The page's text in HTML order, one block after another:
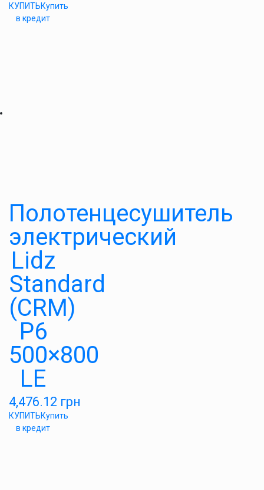
КУПИТЬКупить
в кредит
Полотенцесушитель
электрический
Lidz
Standard
(CRM)
P6
500×800
LE
4,476.12 грн
КУПИТЬКупить
в кредит